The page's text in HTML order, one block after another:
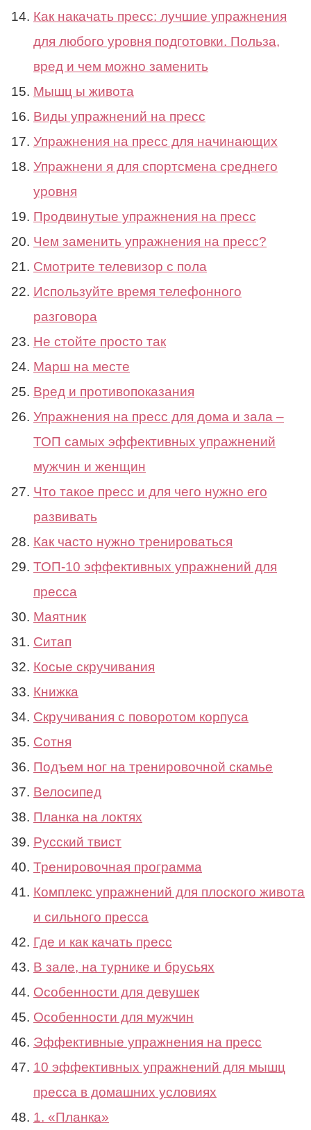
Как накачать пресс: лучшие упражнения
для любого уровня подготовки. Польза,
вред и чем можно заменить
Мышц ы живота
Виды упражнений на пресс
Упражнения на пресс для начинающих
Упражнени я для спортсмена среднего
уровня
Продвинутые упражнения на пресс
Чем заменить упражнения на пресс?
Смотрите телевизор с пола
Используйте время телефонного
разговора
Не стойте просто так
Марш на месте
Вред и противопоказания
Упражнения на пресс для дома и зала –
ТОП самых эффективных упражнений
мужчин и женщин
Что такое пресс и для чего нужно его
развивать
Как часто нужно тренироваться
ТОП-10 эффективных упражнений для
пресса
Маятник
Ситап
Косые скручивания
Книжка
Скручивания с поворотом корпуса
Сотня
Подъем ног на тренировочной скамье
Велосипед
Планка на локтях
Русский твист
Тренировочная программа
Комплекс упражнений для плоского живота
и сильного пресса
Где и как качать пресс
В зале, на турнике и брусьях
Особенности для девушек
Особенности для мужчин
Эффективные упражнения на пресс
10 эффективных упражнений для мышц
пресса в домашних условиях
1. «Планка»